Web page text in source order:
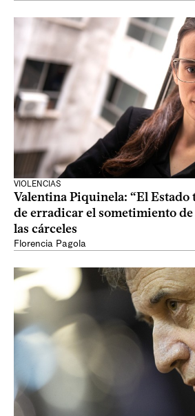
VIOLENCIAS
Valentina Piquinela: “El
de erradicar el sometimiento de
las cárceles
Florencia Pagola